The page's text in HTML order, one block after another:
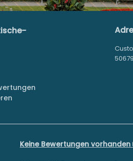
Keine Bewertungen vorhanden